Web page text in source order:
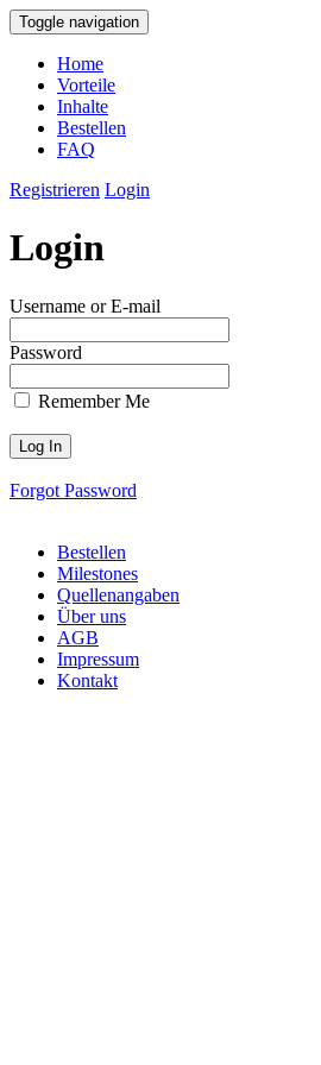
Toggle navigation
Home
Vorteile
Inhalte
Bestellen
FAQ
Registrieren Login
Login
Username or E-mail
Password
Remember Me
Forgot Password
Bestellen
Milestones
Quellenangaben
Über uns
AGB
Impressum
Kontakt